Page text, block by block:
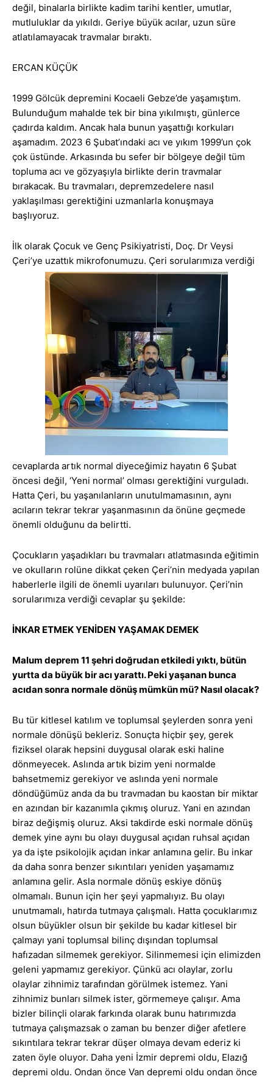
değil, binalarla birlikte kadim tarihi kentler, umutlar,
mutluluklar da yıkıldı. Geriye büyük acılar, uzun süre
atlatılamayacak travmalar bıraktı.
ERCAN KÜÇÜK
1999 Gölcük depremini Kocaeli Gebze’de yaşamıştım.
Bulunduğum mahalde tek bir bina yıkılmıştı, günlerce
çadırda kaldım. Ancak hala bunun yaşattığı korkuları
aşamadım. 2023 6 Şubat’ındaki acı ve yıkım 1999’un çok
çok üstünde. Arkasında bu sefer bir bölgeye değil tüm
topluma acı ve gözyaşıyla birlikte derin travmalar
bırakacak. Bu travmaları, depremzedelere nasıl
yaklaşılması gerektiğini uzmanlarla konuşmaya
başlıyoruz.
İlk olarak Çocuk ve Genç Psikiyatristi, Doç. Dr Veysi
Çeri’ye uzattık mikrofonumuzu. Çeri sorularımıza verdiği
cevaplarda artık normal diyeceğimiz hayatın 6 Şubat
öncesi değil, ‘Yeni normal’ olması gerektiğini vurguladı.
Hatta Çeri, bu yaşanılanların unutulmamasının, aynı
acıların tekrar tekrar yaşanmasının da önüne geçmede
önemli olduğunu da belirtti.
Çocukların yaşadıkları bu travmaları atlatmasında eğitimin
ve okulların rolüne dikkat çeken Çeri’nin medyada yapılan
haberlerle ilgili de önemli uyarıları bulunuyor. Çeri’nin
sorularımıza verdiği cevaplar şu şekilde:
İNKAR ETMEK YENİDEN YAŞAMAK DEMEK
Malum deprem 11 şehri doğrudan etkiledi yıktı, bütün
yurtta da büyük bir acı yarattı. Peki yaşanan bunca
acıdan sonra normale dönüş mümkün mü? Nasıl olacak?
Bu tür kitlesel katılım ve toplumsal şeylerden sonra yeni
normale dönüşü bekleriz. Sonuçta hiçbir şey, gerek
fiziksel olarak hepsini duygusal olarak eski haline
dönmeyecek. Aslında artık bizim yeni normalde
bahsetmemiz gerekiyor ve aslında yeni normale
döndüğümüz anda da bu travmadan bu kaostan bir miktar
en azından bir kazanımla çıkmış oluruz. Yani en azından
biraz değişmiş oluruz. Aksi takdirde eski normale dönüş
demek yine aynı bu olayı duygusal açıdan ruhsal açıdan
ya da işte psikolojik açıdan inkar anlamına gelir. Bu inkar
da daha sonra benzer sıkıntıları yeniden yaşamamız
anlamına gelir. Asla normale dönüş eskiye dönüş
olmamalı. Bunun için her şeyi yapmalıyız. Bu olayı
unutmamalı, hatırda tutmaya çalışmalı. Hatta çocuklarımız
olsun büyükler olsun bir şekilde bu kadar kitlesel bir
çalmayı yani toplumsal bilinç dışından toplumsal
hafızadan silmemek gerekiyor. Silinmemesi için elimizden
geleni yapmamız gerekiyor. Çünkü acı olaylar, zorlu
olaylar zihnimiz tarafından görülmek istemez. Yani
zihnimiz bunları silmek ister, görmemeye çalışır. Ama
bizler bilinçli olarak farkında olarak bunu hatırımızda
tutmaya çalışmazsak o zaman bu benzer diğer afetlere
sıkıntılara tekrar tekrar düşer olmaya devam ederiz ki
zaten öyle oluyor. Daha yeni İzmir depremi oldu, Elazığ
depremi oldu. Ondan önce Van depremi oldu ondan önce